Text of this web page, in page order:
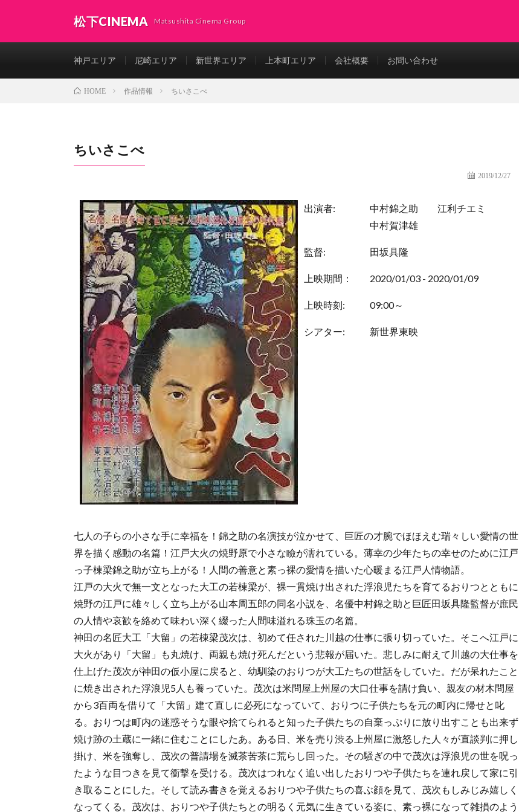
松下CINEMA Matsushita Cinema Group
神戸エリア 尼崎エリア 新世界エリア 上本町エリア 会社概要 お問い合わせ
HOME 作品情報 ちいさこべ
ちいさこべ
2019/12/27
出演者: 中村錦之助
江利チエミ
中村賀津雄
監督: 田坂具隆
上映期間： 2020/01/03 - 2020/01/09
上映時刻: 09:00～
シアター: 新世界東映
七人の子らの小さな手に幸福を！錦之助の名演技が泣かせて、巨匠の才腕でほほえむ瑞々しい愛情の世
界を描く感動の名篇！江戸大火の焼野原で小さな瞼が濡れている。薄幸の少年たちの幸せのために江戸
っ子棟梁錦之助が立ち上がる！人間の善意と素っ裸の愛情を描いた心暖まる江戸人情物語。
江戸の大火で無一文となった大工の若棟梁が、裸一貫焼け出された浮浪児たちを育てるおりつとともに
焼野の江戸に雄々しく立ち上がる山本周五郎の同名小説を、名優中村錦之助と巨匠田坂具隆監督が庶民
の人情や哀歓を絡めて味わい深く綴った人間味溢れる珠玉の名篇。
神田の名匠大工「大留」の若棟梁茂次は、初めて任された川越の仕事に張り切っていた。そこへ江戸に
大火があり「大留」も丸焼け、両親も焼け死んだという悲報が届いた。悲しみに耐えて川越の大仕事を
仕上げた茂次が神田の仮小屋に戻ると、幼馴染のおりつが大工たちの世話をしていた。だが呆れたこと
に焼き出された浮浪児5人も養っていた。茂次は米問屋上州屋の大口仕事を請け負い、親友の材木問屋
から3百両を借りて「大留」建て直しに必死になっていて、おりつに子供たちを元の町内に帰せと叱
る。おりつは町内の迷惑そうな眼や捨てられると知った子供たちの自棄っぷりに放り出すことも出来ず
焼け跡の土蔵に一緒に住むことにしたあ。ある日、米を売り渋る上州屋に激怒した人々が直談判に押し
掛け、米を強奪し、茂次の普請場を滅茶苦茶に荒らし回った。その騒ぎの中で茂次は浮浪児の世を呪っ
たような目つきを見て衝撃を受ける。茂次はつれなく追い出したおりつや子供たちを連れ戻して家に引
き取ることにした。そして読み書きを覚えるおりつや子供たちの喜ぶ顔を見て、茂次もしみじみ嬉しく
なってくる。茂次は、おりつや子供たちとの明るく元気に生きている姿に、素っ裸になって雑損のよう